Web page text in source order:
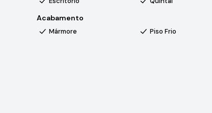
Acabamento
Mármore Piso Frio